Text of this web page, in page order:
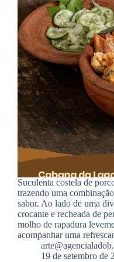
Suculenta costela de
trazendo uma
sabor. Ao lado de uma
crocante e recheada de
molho de rapadura
acompanhar uma
19 de setembro de